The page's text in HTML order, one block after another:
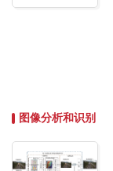
图像分析和识别